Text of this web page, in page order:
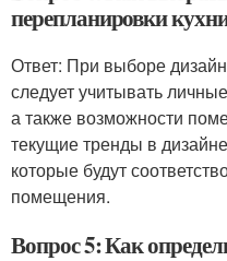
перепланировки
Ответ: При выборе
следует учитывать
а также возможности
текущие тренды в
которые будут
помещения.
Вопрос 5: Как